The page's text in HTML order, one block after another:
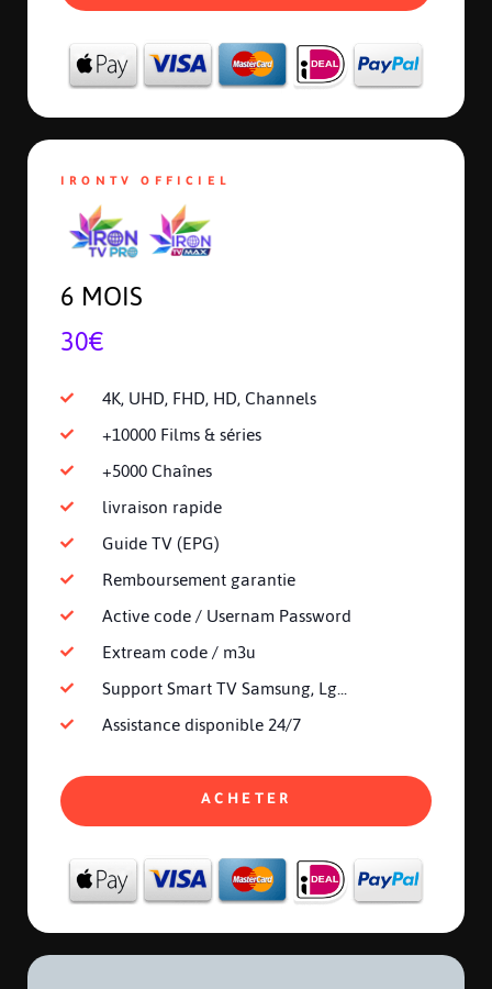
IRONTV OFFICIEL
6 MOIS
30€
4K, UHD, FHD, HD, Channels
+10000 Films & séries
+5000 Chaînes
livraison rapide
Guide TV (EPG)
Remboursement garantie
Active code / Usernam Password
Extream code / m3u
Support Smart TV Samsung, Lg...
Assistance disponible 24/7
ACHETER